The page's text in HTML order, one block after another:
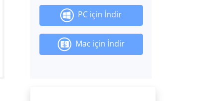
PC için İndir
Mac için İndir